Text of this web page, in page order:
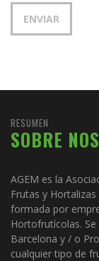
RESUMEN
SOBRE
AGEM es la
Frutas y
formada por
Hortofrutícolas.
Barcelona y / o
cualquier tipo de